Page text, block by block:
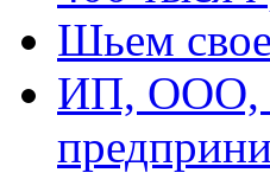
Шьем
ИП, ООО,